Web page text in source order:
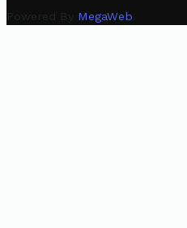
Powered By MegaWeb